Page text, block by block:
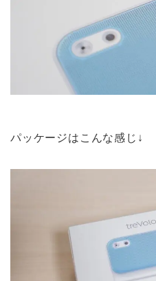
パッケージはこんな感じ↓